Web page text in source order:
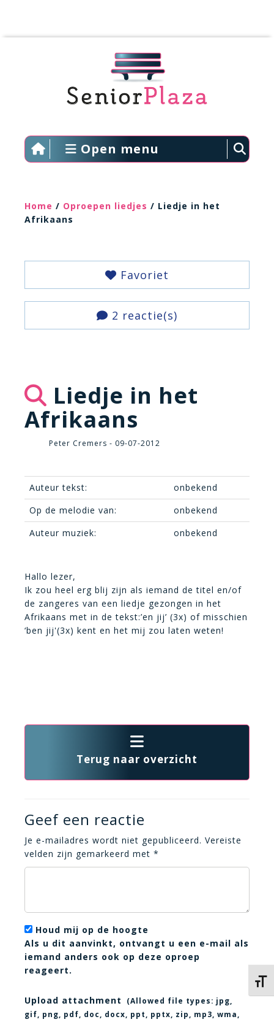
Open menu
Home / Oproepen liedjes / Liedje in het
Afrikaans
Favoriet
2 reactie(s)
Liedje in het
Afrikaans
Peter Cremers - 09-07-2012
Auteur tekst:
onbekend
Op de melodie van:
onbekend
Auteur muziek:
onbekend
Hallo lezer,
Ik zou heel erg blij zijn als iemand de titel en/of
de zangeres van een liedje gezongen in het
Afrikaans met in de tekst:’en jij’ (3x) of misschien
‘ben jij'(3x) kent en het mij zou laten weten!
Terug naar overzicht
Geef een reactie
Je e-mailadres wordt niet gepubliceerd. Vereiste
velden zijn gemarkeerd met *
Houd mij op de hoogte
Als u dit aanvinkt, ontvangt u een e-mail als
iemand anders ook op deze oproep
reageert.
Upload attachment (Allowed file types: jpg,
gif, png, pdf, doc, docx, ppt, pptx, zip, mp3, wma,